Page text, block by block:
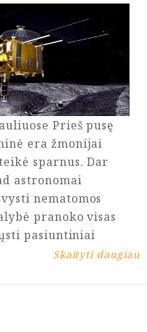
Prieš pusę
era žmonijai
sparnus. Dar
astronomai
nematomos
pranoko visas
pasiuntiniai
Skaityti daugiau